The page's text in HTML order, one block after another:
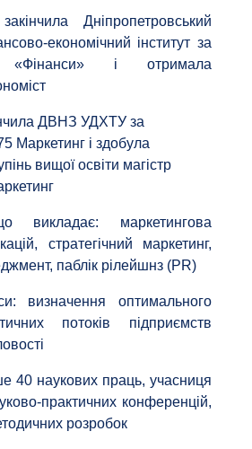
Дніпропетровський
економічний інститут за
«Фінанси» і отримала
ДВНЗ УДХТУ за
Маркетинг і здобула
вищої освіти магістр
викладає: маркетингова
стратегічний маркетинг,
паблік рілейшнз (PR)
визначення оптимального
потоків підприємств
40 наукових праць, учасниця
практичних конференцій,
розробок